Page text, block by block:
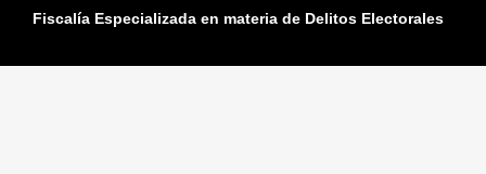
Fiscalía Especializada en materia de Delitos Electorales